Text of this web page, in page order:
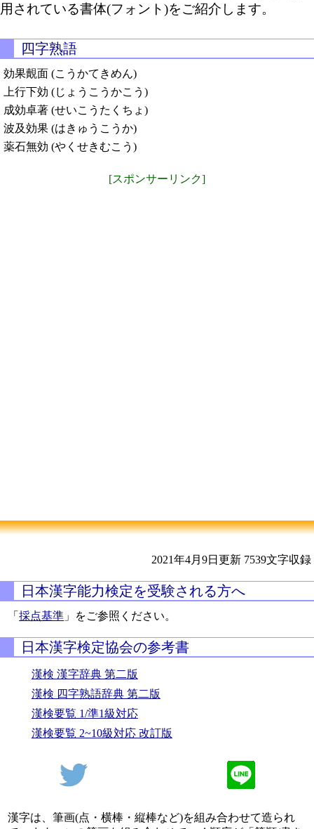
用されている書体(フォント)をご紹介します。
四字熟語
効果覿面 (こうかてきめん)
上行下効 (じょうこうかこう)
成効卓著 (せいこうたくちょ)
波及効果 (はきゅうこうか)
薬石無効 (やくせきむこう)
[スポンサーリンク]
2021年4月9日更新 7539文字収録
日本漢字能力検定を受験される方へ
「採点基準 」をご参照ください。
日本漢字検定協会の参考書
漢検 漢字辞典 第二版
漢検 四字熟語辞典 第二版
漢検要覧 1/準1級対応
漢検要覧 2~10級対応 改訂版
漢字は、筆画(点・横棒・縦棒など)を組み合わせて造られ